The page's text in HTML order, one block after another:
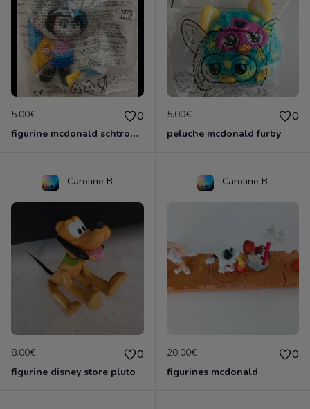
5.00€ 0
figurine mcdonald schtroumpf
5.00€ 0
peluche mcdonald furby
Caroline B
8.00€ 0
figurine disney store pluto
Caroline B
20.00€ 0
figurines mcdonald